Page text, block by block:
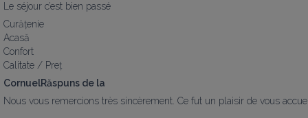
Le séjour c’est bien passé
Curățenie
Acasă
Confort
Calitate / Preț
CornuelRăspuns de la
Nous vous remercions très sincèrement. Ce fut un plaisir de vous